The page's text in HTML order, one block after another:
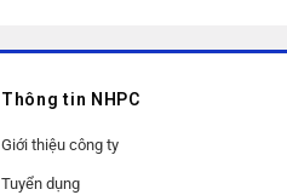
Thông tin NHPC
Giới thiệu công ty
Tuyển dụng